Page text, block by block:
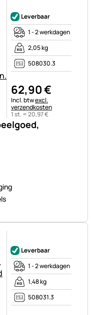
Leverbaar
1 - 2 werkdagen
2,05 kg
508030.3
62,90€
Belastinginformatie:
Incl. btwexcl.
verzendkosten
1 st. =20,97€
Leverbaar
1 - 2 werkdagen
1,48 kg
508031.3